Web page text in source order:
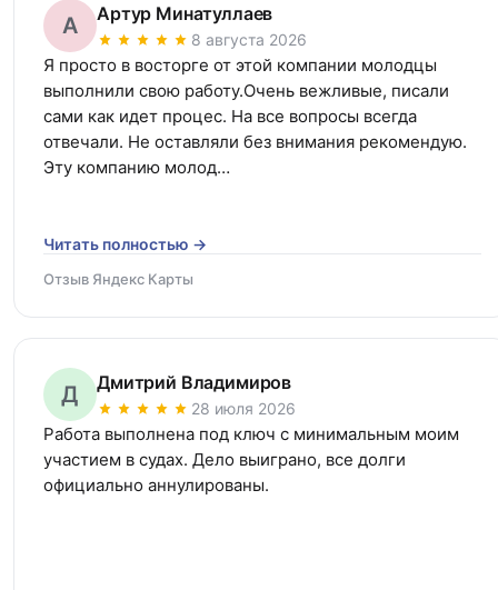
А Артур Минатуллаев
8 августа 2026
Я просто в восторге от этой компании молодцы
выполнили свою работу.Очень вежливые, писали
сами как идет процес. На все вопросы всегда
отвечали. Не оставляли без внимания рекомендую.
Эту компанию молод…
Читать полностью →
Отзыв Яндекс Карты
Д Дмитрий Владимиров
28 июля 2026
Работа выполнена под ключ с минимальным моим
участием в судах. Дело выиграно, все долги
официально аннулированы.